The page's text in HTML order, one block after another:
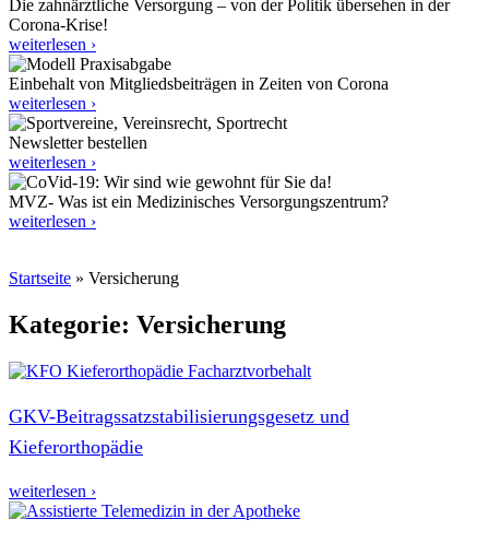
Die zahnärztliche Versorgung – von der Politik übersehen in der
Corona-Krise!
weiterlesen ›
Einbehalt von Mitgliedsbeiträgen in Zeiten von Corona
weiterlesen ›
Newsletter bestellen
weiterlesen ›
MVZ- Was ist ein Medizinisches Versorgungszentrum?
weiterlesen ›
Startseite » Versicherung
Kategorie: Versicherung
GKV-Beitragssatzstabilisierungsgesetz und
Kieferorthopädie
weiterlesen ›